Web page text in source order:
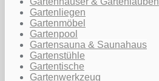
Gartenliegen
Gartenmöbel
Gartenpool
Gartensauna & Saunahaus
Gartenstühle
Gartentische
Gartenwerkzeug